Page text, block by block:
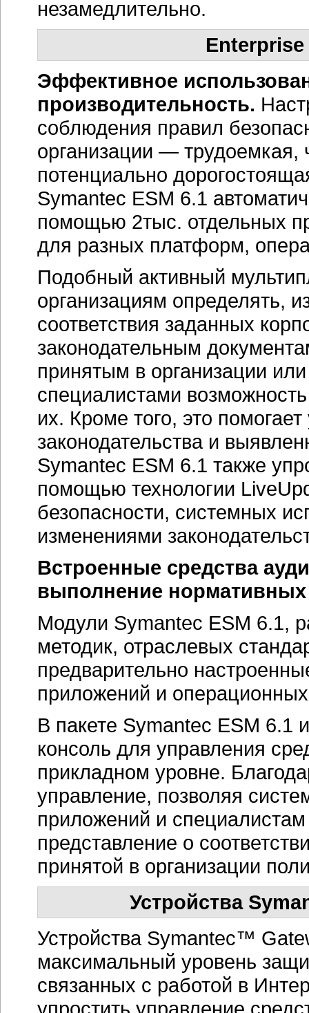
незамедлительно.
Эффективное
производительность.
соблюдения правил
организации —
потенциально
Symantec ESM 6.1
помощью 2тыс. отдельных
для разных платформ,
Подобный активный
организациям определять,
соответствия заданных
законодательным
принятым в организации
специалистами
их. Кроме того, это
законодательства и
Symantec ESM 6.1 также
помощью технологии
безопасности, системных
изменениями
Встроенные средства
выполнение нормативных
Модули Symantec ESM 6.1,
методик, отраслевых
предварительно
приложений и
В пакете Symantec ESM 6.1
консоль для управления
прикладном уровне.
управление, позволяя
приложений и
представление о
принятой в организации
Устройства
Устройства Symantec™
максимальный уровень
связанных с работой в